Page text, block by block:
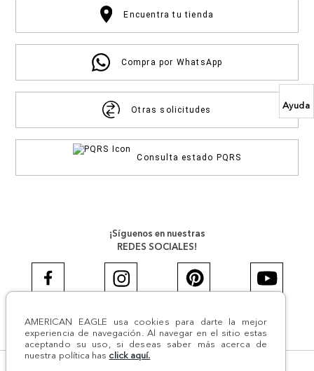
Ayuda
AMERICAN EAGLE usa cookies para darte la mejor
experiencia de navegación. Al navegar en el sitio estas
aceptando su uso, si deseas saber más acerca de
nuestra política has click aquí.
Encuentra tu tienda
Compra por WhatsApp
Otras solicitudes
Consulta estado PQRS
¡Síguenos en nuestras
REDES SOCIALES!
#AEJEANS #AerieREALCOL